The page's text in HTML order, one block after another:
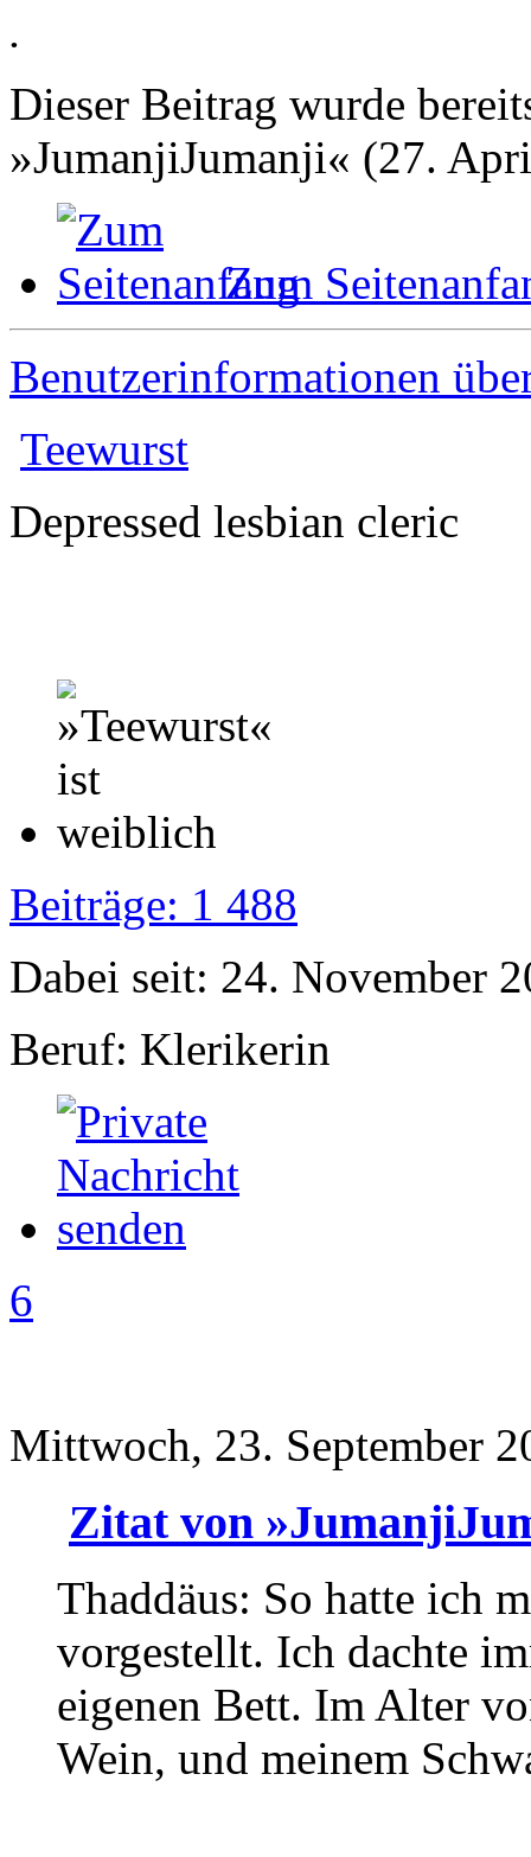
.
Dieser Beitrag wurde
»JumanjiJumanji« (27.
Zum
Benutzerinformationen
Teewurst
Depressed lesbian cleric
Beiträge: 1 488
Dabei seit: 24. November
Beruf: Klerikerin
6
Mittwoch, 23. September
Zitat von
Thaddäus: So hatte ich
vorgestellt. Ich dachte
eigenen Bett. Im Alter
Wein, und meinem